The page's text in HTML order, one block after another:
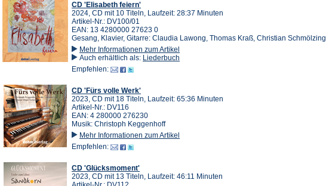
CD 'Elisabeth feiern'
2024, CD mit 10 Titeln, Laufzeit: 28:37 Minuten
Artikel-Nr.: DV100/01
EAN: 13 4280000 27623 0
Gesang, Klavier, Gitarre: Claudia Lawong, Thomas Kraß, Christian Schmölzing
Mehr Informationen zum Artikel
Auch erhältlich als: Liederbuch
Empfehlen:
CD 'Fürs volle Werk'
2023, CD mit 18 Titeln, Laufzeit: 65:36 Minuten
Artikel-Nr.: DV116
EAN: 4 280000 276230
Musik: Christoph Keggenhoff
Mehr Informationen zum Artikel
Empfehlen:
CD 'Glücksmoment'
2023, CD mit 13 Titeln, Laufzeit: 46:11 Minuten